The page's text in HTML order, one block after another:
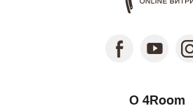
О 4Room